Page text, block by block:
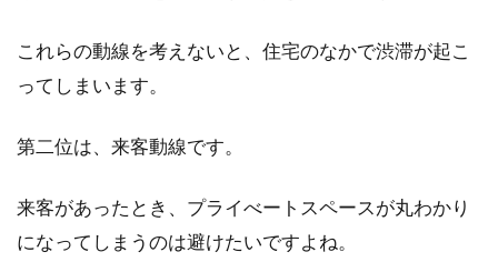
ルタルは...
駐車場のコンクリートをおしゃれ
あこがれのマイホームを購入したら、駐車場の
これらの動線を考えないと、住宅のなかで渋滞が起こ
ってしまいます。
第二位は、来客動線です。
来客があったとき、プライべートスペースが丸わかり
になってしまうのは避けたいですよね。